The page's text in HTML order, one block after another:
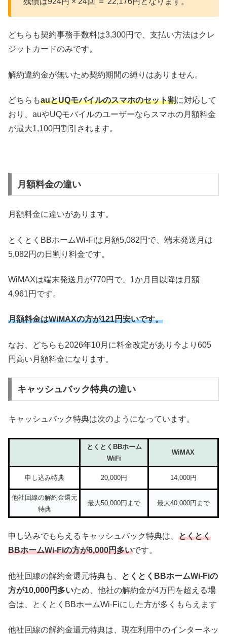
どちらも契約事務手数料は3,300円で、支払い方法はクレ
ジットカードのみです。
解約違約金が無いため契約期間の縛りはありません。
どちらもauとUQモバイルのスマホのセット割に対応して
おり、auやUQモバイルのユーザーならスマホの月額料金
が最大1,100円割引されます。
月額料金の違い
月額料金に違いがあります。
とくとくBBホームWi-Fiは月額5,082円で、端末発送月は
5,082円の日割り料金です。
WiMAXは端末発送月が770円で、1か月目以降は月額
4,961円です。
月額料金はWiMAXの方が121円安いです。
なお、どちらも2026年10月に料金改定があり今より605
円高い月額料金になります。
キャッシュバック特典の違い
キャッシュバック特典は次のようになっています。
とくとくBBホーム
WiFi
WiMAX
申し込み特典 20,000円 14,000円
他社回線の解約金還元
特典
最大50,000円まで 最大40,000円まで
申し込みでもらえるキャッシュバック特典は、 とくとく
BBホームWi-Fiの方が6,000円多いです。
他社回線の解約金還元特典も、
とくとくBBホームWi-Fiの
方が10,000円多いため、他社の解約金が4万円を超える場
合は、とくとくBBホームWi-Fiにした方が多くもらえます
他社回線の解約金還元特典は、現在利用中のインターネッ